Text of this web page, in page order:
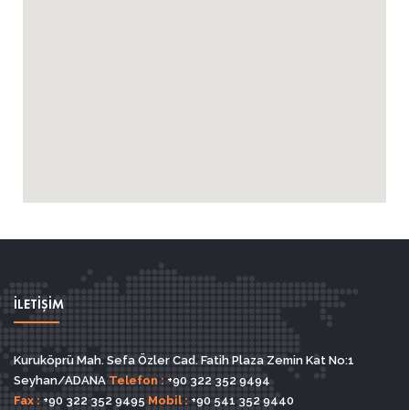
İLETİŞİM
Kuruköprü Mah. Sefa Özler Cad. Fatih Plaza Zemin Kat No:1
Seyhan/ADANA Telefon : +90 322 352 9494
Fax : +90 322 352 9495 Mobil : +90 541 352 9440